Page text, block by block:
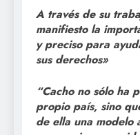
A través de su
manifiesto la
y preciso para
sus derechos»
“Cacho no sólo ha
propio país, sino
de ella una modelo